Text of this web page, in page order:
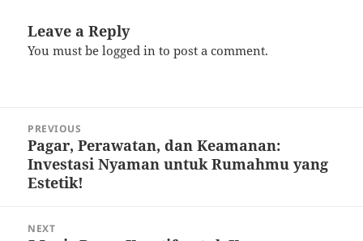
Leave a Reply
You must belogged in to post a comment.
navigation
PREVIOUS
Previous
post:
Pagar, Perawatan, dan Keamanan:
Investasi Nyaman untuk Rumahmu yang
Estetik!
NEXT